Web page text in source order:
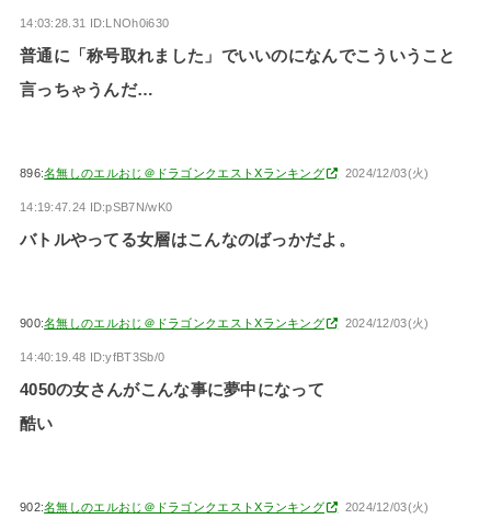
14:03:28.31 ID:LNOh0i630
普通に「称号取れました」でいいのになんでこういうこと
言っちゃうんだ…
896:名無しのエルおじ＠ドラゴンクエストXランキング 2024/12/03(火)
14:19:47.24 ID:pSB7N/wK0
バトルやってる女層はこんなのばっかだよ。
900:名無しのエルおじ＠ドラゴンクエストXランキング 2024/12/03(火)
14:40:19.48 ID:yfBT3Sb/0
4050の女さんがこんな事に夢中になって
酷い
902:名無しのエルおじ＠ドラゴンクエストXランキング 2024/12/03(火)